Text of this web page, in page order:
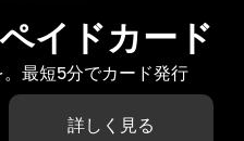
イドカード
最短5分でカード発行
詳しく見る